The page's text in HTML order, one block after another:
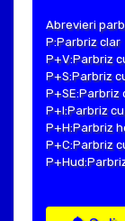
Abrevieri
P:Parbriz clar
P+V:Parbriz
P+S:Parbriz
P+SE:Parbriz
P+I:Parbriz
P+H:Parbriz
P+C:Parbriz